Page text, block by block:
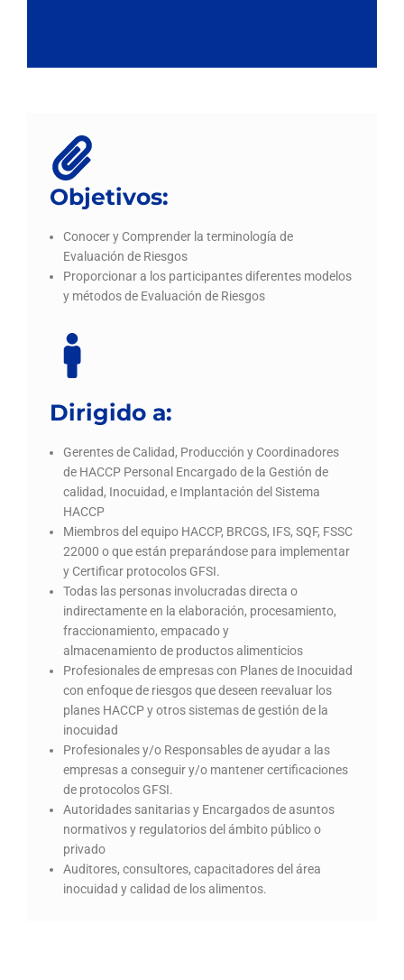
Objetivos:
Conocer y Comprender la terminología de
Evaluación de Riesgos
Proporcionar a los participantes diferentes modelos
y métodos de Evaluación de Riesgos
Dirigido a:
Gerentes de Calidad, Producción y Coordinadores
de HACCP Personal Encargado de la Gestión de
calidad, Inocuidad, e Implantación del Sistema
HACCP
Miembros del equipo HACCP, BRCGS, IFS, SQF, FSSC
22000 o que están preparándose para implementar
y Certificar protocolos GFSI.
Todas las personas involucradas directa o
indirectamente en la elaboración, procesamiento,
fraccionamiento, empacado y
almacenamiento de productos alimenticios
Profesionales de empresas con Planes de Inocuidad
con enfoque de riesgos que deseen reevaluar los
planes HACCP y otros sistemas de gestión de la
inocuidad
Profesionales y/o Responsables de ayudar a las
empresas a conseguir y/o mantener certificaciones
de protocolos GFSI.
Autoridades sanitarias y Encargados de asuntos
normativos y regulatorios del ámbito público o
privado
Auditores, consultores, capacitadores del área
inocuidad y calidad de los alimentos.